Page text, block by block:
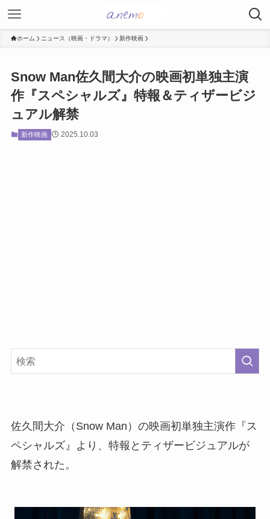
ホーム ニュース（映画・ドラマ） 新作映画
Snow Man佐久間大介の映画初単独主演
作『スペシャルズ』特報＆ティザービジ
ュアル解禁
新作映画 2025.10.03
佐久間大介（Snow Man）の映画初単独主演作『ス
ペシャルズ』より、特報とティザービジュアルが
解禁された。